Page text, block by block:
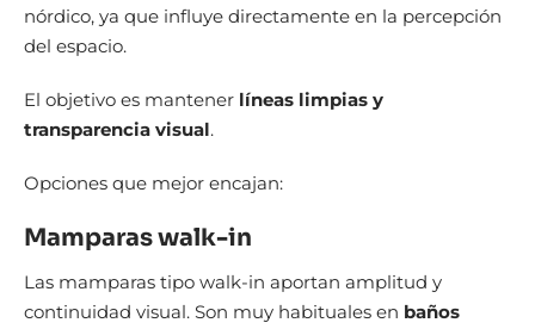
nórdico, ya que influye directamente en la percepción
del espacio.
El objetivo es mantener líneas limpias y
transparencia visual.
Opciones que mejor encajan:
Mamparas walk-in
Las mamparas tipo walk-in aportan amplitud y
continuidad visual. Son muy habituales en baños